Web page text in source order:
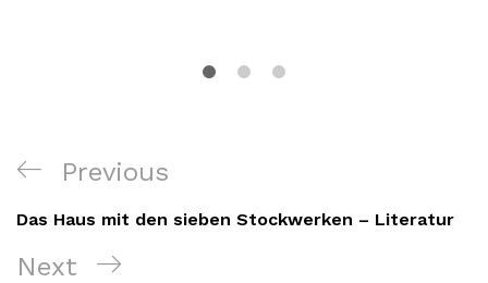
Navigation
de
l’article
Previous
Post
Previous
Das Haus mit den sieben Stockwerken – Literatur
Next
Next